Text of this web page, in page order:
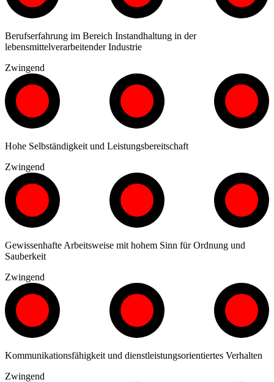
Berufserfahrung im Bereich Instandhaltung in der
lebensmittelverarbeitender Industrie
Zwingend
Hohe Selbständigkeit und Leistungsbereitschaft
Zwingend
Gewissenhafte Arbeitsweise mit hohem Sinn für Ordnung und
Sauberkeit
Zwingend
Kommunikationsfähigkeit und dienstleistungsorientiertes Verhalten
Zwingend